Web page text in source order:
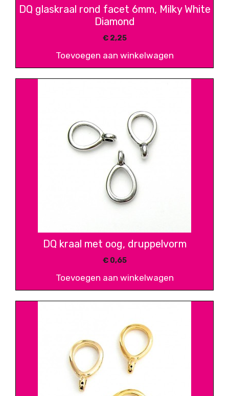
DQ glaskraal rond facet 6mm, Milky White
Diamond
€2,25
Toevoegen aan winkelwagen
DQ kraal met oog, druppelvorm
€0,65
Toevoegen aan winkelwagen